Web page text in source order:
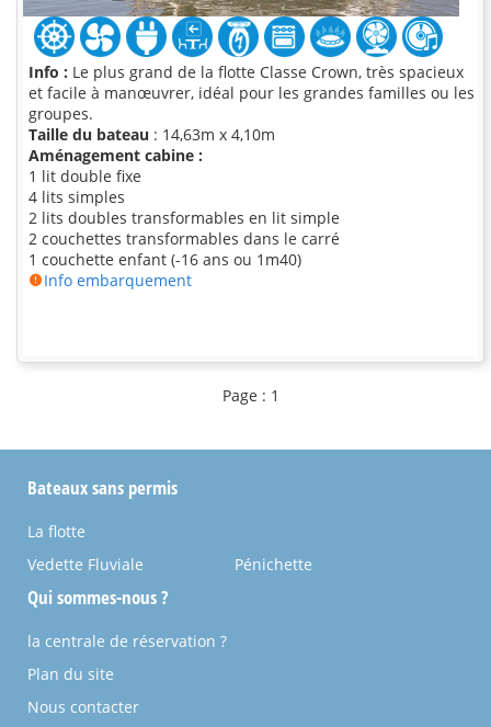
Info : Le plus grand de la flotte Classe Crown, très spacieux
et facile à manœuvrer, idéal pour les grandes familles ou les
groupes.
Taille du bateau : 14,63m x 4,10m
Aménagement cabine :
1 lit double fixe
4 lits simples
2 lits doubles transformables en lit simple
2 couchettes transformables dans le carré
1 couchette enfant (-16 ans ou 1m40)
Info embarquement
Page : 1
Bateaux sans permis
La flotte
Vedette Fluviale
Pénichette
Qui sommes-nous ?
la centrale de réservation ?
Plan du site
Nous contacter